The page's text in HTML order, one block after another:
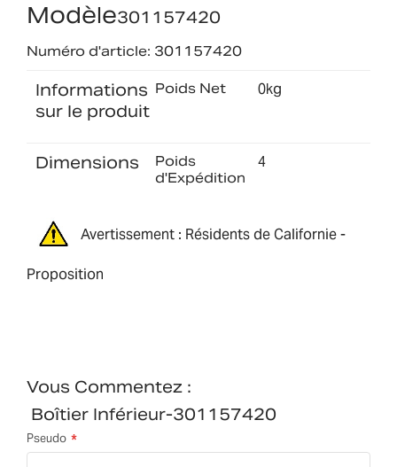
Modèle301157420
Numéro d'article: 301157420
Informations
sur le produit
Poids Net 0kg
Dimensions
Poids
d'Expédition
4
Avertissement : Résidents de Californie -
Proposition
Vous Commentez :
Boîtier Inférieur-301157420
Pseudo